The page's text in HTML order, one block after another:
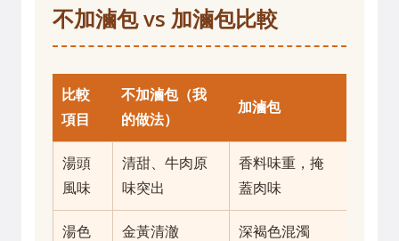
不加滷包 vs 加滷包比較
比較
項目
不加滷包（我
的做法）
加滷包
湯頭
風味
清甜、牛肉原
味突出
香料味重，掩
蓋肉味
湯色 金黃清澈 深褐色混濁